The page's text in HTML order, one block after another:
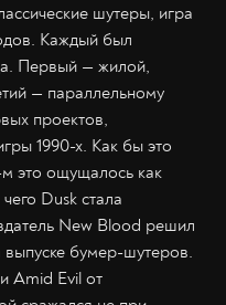
шутеры, игра
Каждый был
Первый — жилой,
— параллельному
проектов,
1990-х. Как бы это
это ощущалось как
Dusk стала
New Blood решил
выпуске бумер-шутеров.
Amid Evil от